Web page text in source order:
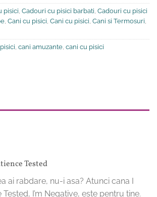
pisici Cadouri cu pisici barbati Cadouri cu pisici
Cani cu pisici Cani cu pisici Cani si Termosuri
cani amuzante cani cu pisici
Tested
ai rabdare, nu-i asa? Atunci cana I
I’m Negative, este pentru tine.